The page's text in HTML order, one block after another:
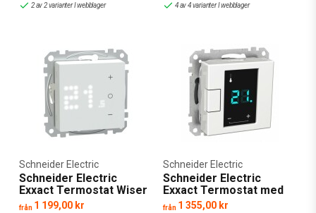
2 av 2 varianter I webblager 4 av 4 varianter I webblager
Schneider Electric
Exxact Termostat Wiser
Zigbee
Schneider Electric
från 1 199,00 kr
Schneider Electric
Exxact Termostat med
touchdisplay
Schneider Electric
från 1 355,00 kr